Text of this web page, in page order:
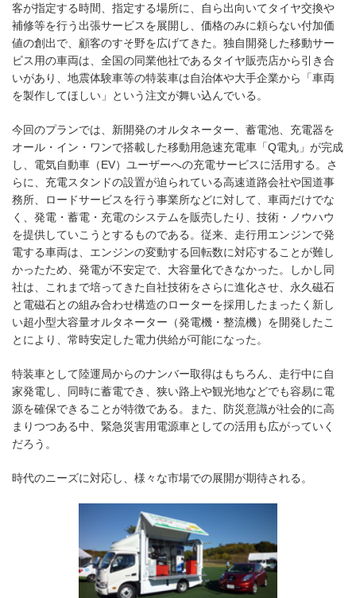
客が指定する時間、指定する場所に、自ら出向いてタイヤ交換や
補修等を行う出張サービスを展開し、価格のみに頼らない付加価
値の創出で、顧客のすそ野を広げてきた。独自開発した移動サー
ビス用の車両は、全国の同業他社であるタイヤ販売店から引き合
いがあり、地震体験車等の特装車は自治体や大手企業から「車両
を製作してほしい」という注文が舞い込んでいる。
今回のプランでは、新開発のオルタネーター、蓄電池、充電器を
オール・イン・ワンで搭載した移動用急速充電車「Q電丸」が完成
し、電気自動車（EV）ユーザーへの充電サービスに活用する。さ
らに、充電スタンドの設置が迫られている高速道路会社や国道事
務所、ロードサービスを行う事業所などに対して、車両だけでな
く、発電・蓄電・充電のシステムを販売したり、技術・ノウハウ
を提供していこうとするものである。従来、走行用エンジンで発
電する車両は、エンジンの変動する回転数に対応することが難し
かったため、発電が不安定で、大容量化できなかった。しかし同
社は、これまで培ってきた自社技術をさらに進化させ、永久磁石
と電磁石との組み合わせ構造のローターを採用したまったく新し
い超小型大容量オルタネーター（発電機・整流機）を開発したこ
とにより、常時安定した電力供給が可能になった。
特装車として陸運局からのナンバー取得はもちろん、走行中に自
家発電し、同時に蓄電でき、狭い路上や観光地などでも容易に電
源を確保できることが特徴である。また、防災意識が社会的に高
まりつつある中、緊急災害用電源車としての活用も広がっていく
だろう。
時代のニーズに対応し、様々な市場での展開が期待される。